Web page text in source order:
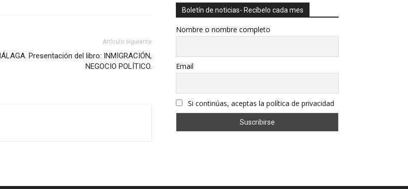
Artículo siguiente
Presentación del libro: INMIGRACIÓN,
NEGOCIO POLÍTICO.
Boletín de noticias- Recíbelo cada mes
Nombre o nombre completo
Email
Si continúas, aceptas la política de privacidad